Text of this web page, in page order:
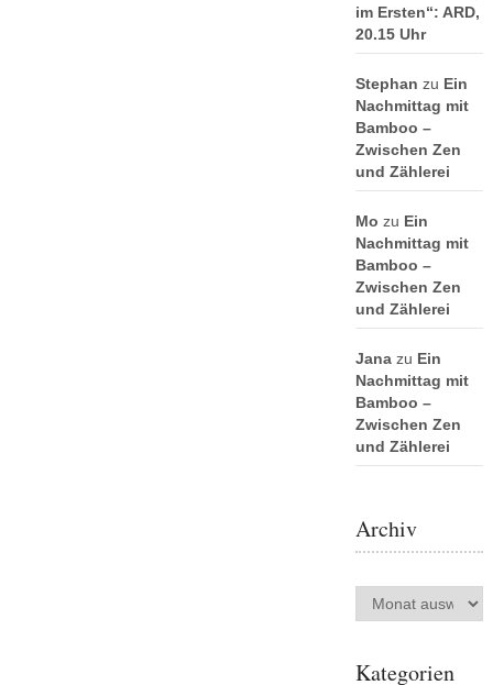
im Ersten“: ARD,
20.15 Uhr
Stephan zu Ein
Nachmittag mit
Bamboo –
Zwischen Zen
und Zählerei
Mo zu Ein
Nachmittag mit
Bamboo –
Zwischen Zen
und Zählerei
Janazu Ein
Nachmittag mit
Bamboo –
Zwischen Zen
und Zählerei
Archiv
Archiv
Kategorien